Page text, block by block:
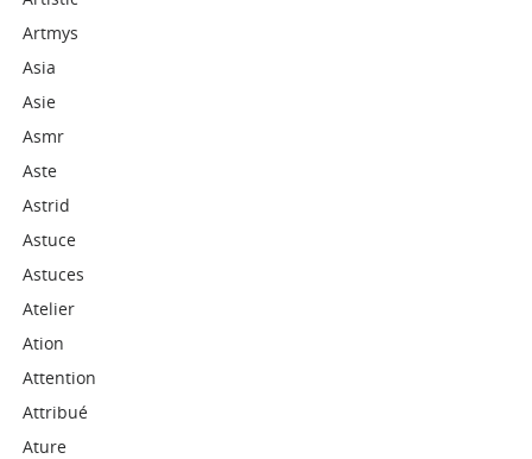
Artmys
Asia
Asie
Asmr
Aste
Astrid
Astuce
Astuces
Atelier
Ation
Attention
Attribué
Ature